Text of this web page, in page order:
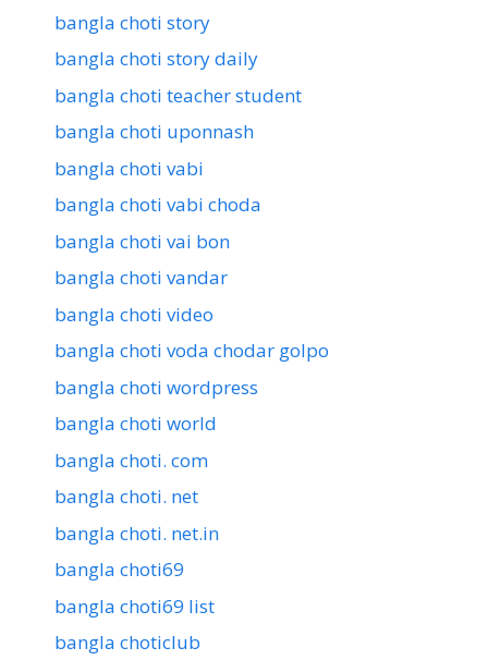
bangla choti story
bangla choti story daily
bangla choti teacher student
bangla choti uponnash
bangla choti vabi
bangla choti vabi choda
bangla choti vai bon
bangla choti vandar
bangla choti video
bangla choti voda chodar golpo
bangla choti wordpress
bangla choti world
bangla choti. com
bangla choti. net
bangla choti. net.in
bangla choti69
bangla choti69 list
bangla choticlub